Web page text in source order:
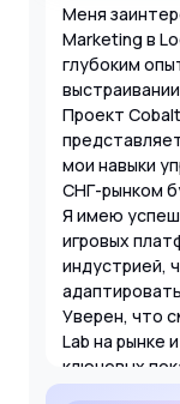
Меня
Marketing в
глубоким
Проект
мои навыки
СНГ-рынком
Я имею
игровых
индустрией,
Уверен, что
Lab на рынке
ключевых
подхода к